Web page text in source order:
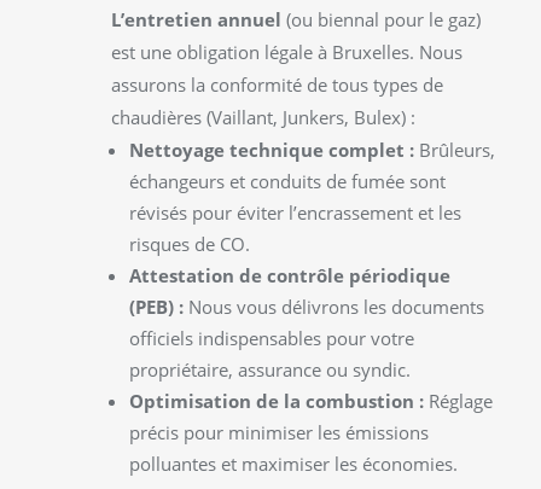
L’entretien annuel (ou biennal pour le gaz)
est une obligation légale à Bruxelles. Nous
assurons la conformité de tous types de
chaudières (Vaillant, Junkers, Bulex) :
Nettoyage technique complet :Brûleurs,
échangeurs et conduits de fumée sont
révisés pour éviter l’encrassement et les
risques de CO.
Attestation de contrôle périodique
(PEB) :Nous vous délivrons les documents
officiels indispensables pour votre
propriétaire, assurance ou syndic.
Optimisation de la combustion :Réglage
précis pour minimiser les émissions
polluantes et maximiser les économies.